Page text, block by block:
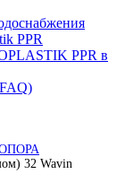
PPR
PPR в
32 Wavin